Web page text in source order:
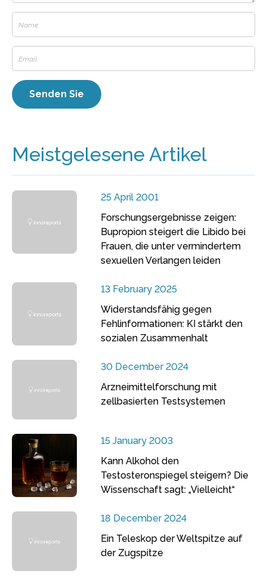
Meistgelesene Artikel
25 April 2001
Forschungsergebnisse zeigen:
Bupropion steigert die Libido bei
Frauen, die unter vermindertem
sexuellen Verlangen leiden
13 February 2025
Widerstandsfähig gegen
Fehlinformationen: KI stärkt den
sozialen Zusammenhalt
30 December 2024
Arzneimittelforschung mit
zellbasierten Testsystemen
15 January 2003
Kann Alkohol den
Testosteronspiegel steigern? Die
Wissenschaft sagt: „Vielleicht“
18 December 2024
Ein Teleskop der Weltspitze auf
der Zugspitze